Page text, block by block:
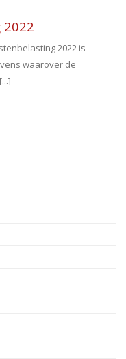
2022 is
waarover de